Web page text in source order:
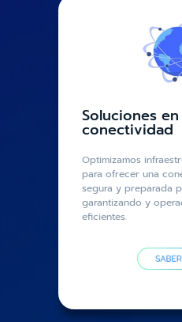
Soluciones
conectividad
Optimizamos
para ofrecer una
segura y preparada
garantizando y
eficientes.